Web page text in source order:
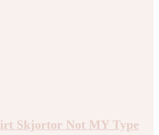
Skjortor Not MY Type